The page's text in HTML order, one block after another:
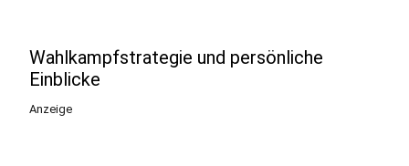
Wahlkampfstrategie und persönliche
Einblicke
Anzeige